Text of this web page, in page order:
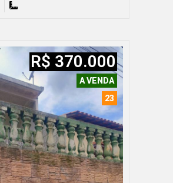
A VENDA
23
R$ 370.000